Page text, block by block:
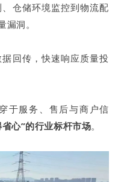
仓储环境监控到物流配
洞。
回传，快速响应质量投
于服务、售后与商户信
心”的行业标杆市场。